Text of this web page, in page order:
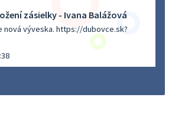
zásielky - Ivana Balážová
nová výveska. https://dubovce.sk?
Marián Sivoň